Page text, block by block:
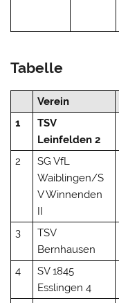
Tabelle
Verein
1
TSV
Leinfelden 2
2
SG VfL
Waiblingen/S
V Winnenden
II
3
TSV
Bernhausen
4
SV 1845
Esslingen 4